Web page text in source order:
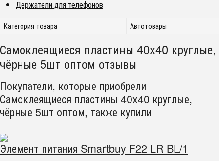
Держатели для телефонов
Категория товара Автотовары
Самоклеящиеся пластины 40x40 круглые,
чёрные 5шт оптом отзывы
Покупатели, которые приобрели
Самоклеящиеся пластины 40x40 круглые,
чёрные 5шт оптом, также купили
Элемент питания Smartbuy F22 LR BL/1